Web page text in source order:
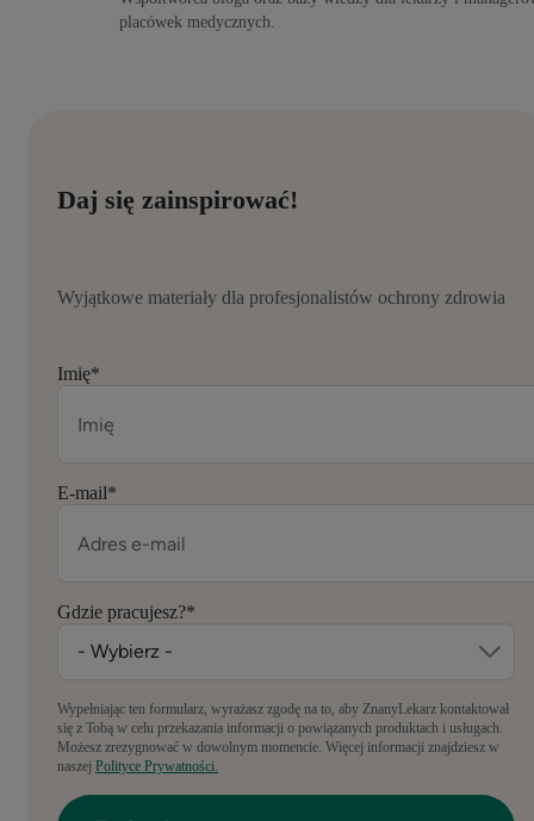
placówek medycznych.
Daj się zainspirować!
Wyjątkowe materiały dla profesjonalistów ochrony zdrowia
Imię*
E-mail*
Gdzie pracujesz?*
Wypełniając ten formularz, wyrażasz zgodę na to, aby ZnanyLekarz kontaktował
się z Tobą w celu przekazania informacji o powiązanych produktach i usługach.
Możesz zrezygnować w dowolnym momencie. Więcej informacji znajdziesz w
naszej Polityce Prywatności.